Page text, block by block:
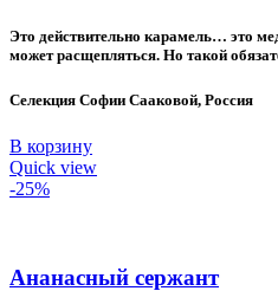
составляла
80 ₽.
50 ₽.
Это действительно карамель… это
может расщепляться. Но такой
Селекция Софии Сааковой, Россия
В корзину
Quick view
-25%
Ананасный сержант